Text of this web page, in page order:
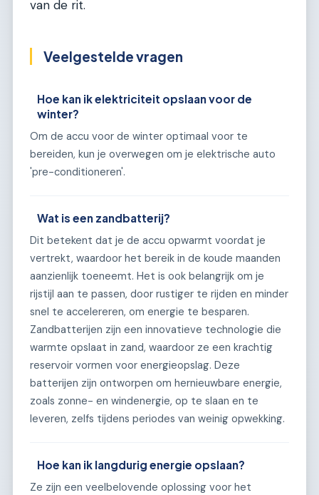
van de rit.
Veelgestelde vragen
Hoe kan ik elektriciteit opslaan voor de
winter?
Om de accu voor de winter optimaal voor te
bereiden, kun je overwegen om je elektrische auto
'pre-conditioneren'.
Wat is een zandbatterij?
Dit betekent dat je de accu opwarmt voordat je
vertrekt, waardoor het bereik in de koude maanden
aanzienlijk toeneemt. Het is ook belangrijk om je
rijstijl aan te passen, door rustiger te rijden en minder
snel te accelereren, om energie te besparen.
Zandbatterijen zijn een innovatieve technologie die
warmte opslaat in zand, waardoor ze een krachtig
reservoir vormen voor energieopslag. Deze
batterijen zijn ontworpen om hernieuwbare energie,
zoals zonne- en windenergie, op te slaan en te
leveren, zelfs tijdens periodes van weinig opwekking.
Hoe kan ik langdurig energie opslaan?
Ze zijn een veelbelovende oplossing voor het